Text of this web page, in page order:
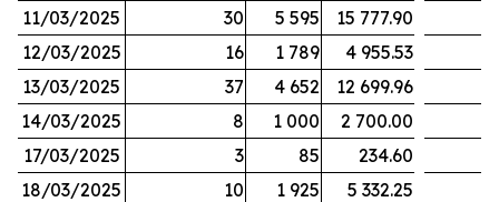
11/03/2025
30 5 595
15 777.90
12/03/2025
16 1 789
4 955.53
13/03/2025
37 4 652
12 699.96
14/03/2025
8 1 000
2 700.00
17/03/2025
3 85
234.60
18/03/2025
10 1 925
5 332.25